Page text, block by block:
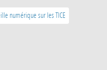
numérique sur les TICE